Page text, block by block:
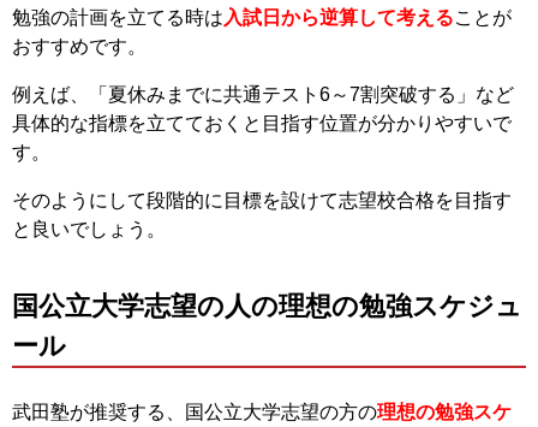
勉強の計画を立てる時は 入試日から逆算して考えることが
おすすめです。
例えば、「夏休みまでに共通テスト6～7割突破する」など
具体的な指標を立てておくと目指す位置が分かりやすいで
す。
そのようにして段階的に目標を設けて志望校合格を目指す
と良いでしょう。
国公立大学志望の人の理想の勉強スケジュ
ール
武田塾が推奨する、国公立大学志望の方の理想の勉強スケ